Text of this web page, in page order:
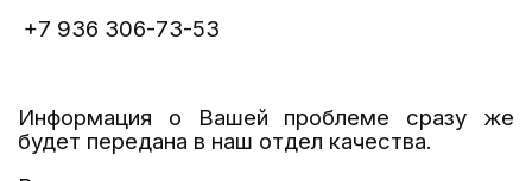
+7 936 306-73-53
Информация о Вашей проблеме сразу же
будет передана в наш отдел качества.